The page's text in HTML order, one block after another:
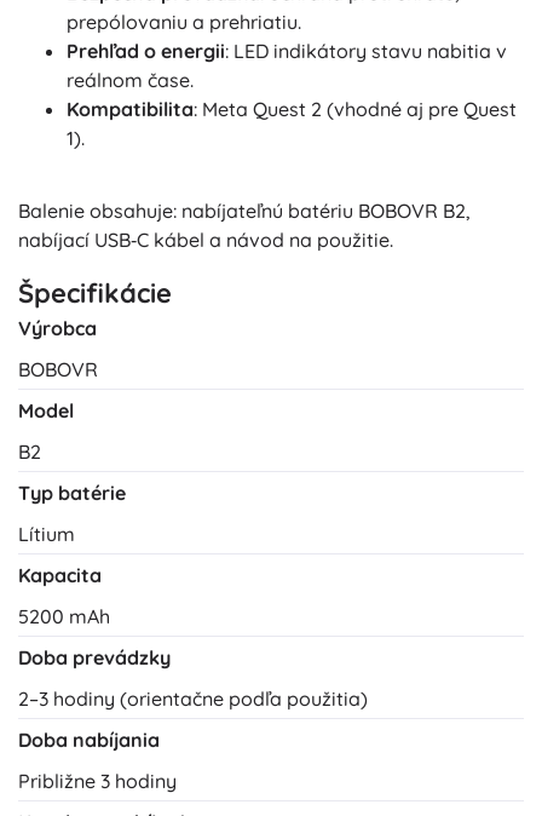
prepólovaniu a prehriatiu.
Prehľad o energii: LED indikátory stavu nabitia v
reálnom čase.
Kompatibilita: Meta Quest 2 (vhodné aj pre Quest
1).
Balenie obsahuje: nabíjateľnú batériu BOBOVR B2,
nabíjací USB‑C kábel a návod na použitie.
Špecifikácie
Výrobca
BOBOVR
Model
B2
Typ batérie
Lítium
Kapacita
5200 mAh
Doba prevádzky
2–3 hodiny (orientačne podľa použitia)
Doba nabíjania
Približne 3 hodiny